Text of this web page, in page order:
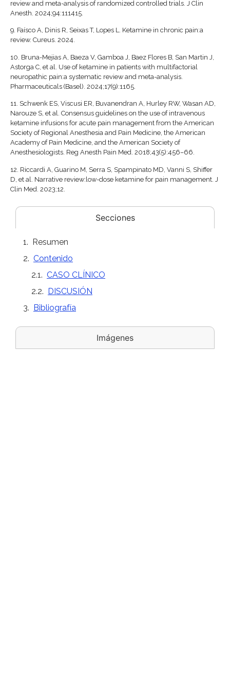
review and meta-analysis of randomized controlled trials. J Clin
Anesth. 2024;94:111415.
9. Faísco A, Dinis R, Seixas T, Lopes L. Ketamine in chronic pain:a
review. Cureus. 2024.
10. Bruna-Mejias A, Baeza V, Gamboa J, Baez Flores B, San Martin J,
Astorga C, et al. Use of ketamine in patients with multifactorial
neuropathic pain:a systematic review and meta-analysis.
Pharmaceuticals (Basel). 2024;17(9):1165.
11. Schwenk ES, Viscusi ER, Buvanendran A, Hurley RW, Wasan AD,
Narouze S, et al. Consensus guidelines on the use of intravenous
ketamine infusions for acute pain management from the American
Society of Regional Anesthesia and Pain Medicine, the American
Academy of Pain Medicine, and the American Society of
Anesthesiologists. Reg Anesth Pain Med. 2018;43(5):456–66.
12. Riccardi A, Guarino M, Serra S, Spampinato MD, Vanni S, Shiffer
D, et al. Narrative review:low-dose ketamine for pain management. J
Clin Med. 2023;12.
Secciones
Imágenes
Resumen
Contenido
CASO CLÍNICO
DISCUSIÓN
Bibliografía